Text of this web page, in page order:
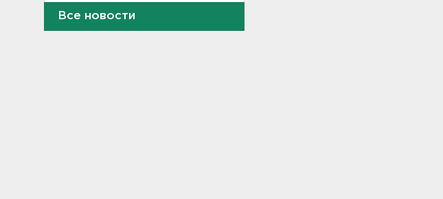
20:35
Все новости